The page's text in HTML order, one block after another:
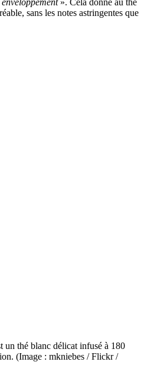
sans les notes astringentes que
un thé blanc délicat infusé à 180
(Image : mkniebes / Flickr /